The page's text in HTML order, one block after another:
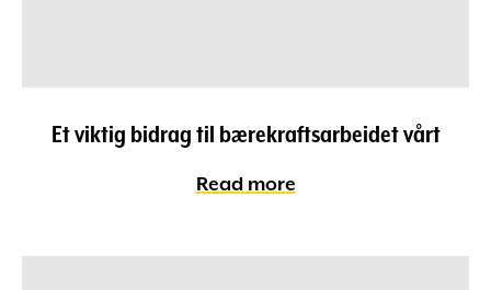
Et viktig bidrag til bærekraftsarbeidet vårt
Read more